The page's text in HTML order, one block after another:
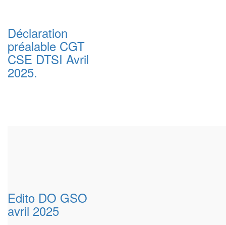
Déclaration
préalable CGT
CSE DTSI Avril
2025.
Edito DO GSO
avril 2025